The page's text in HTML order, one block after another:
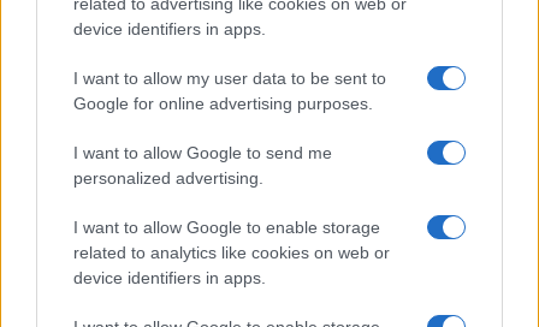
device identifiers in apps.
I want to allow my user data to be sent to
Google for online advertising purposes.
I want to allow Google to send me
personalized advertising.
I want to allow Google to enable storage
related to analytics like cookies on web or
device identifiers in apps.
Nuova Zelanda: ondata di freddo eccezionale porta
neve a bassa quota
Francesca Lombardi · 4 Ago 2026